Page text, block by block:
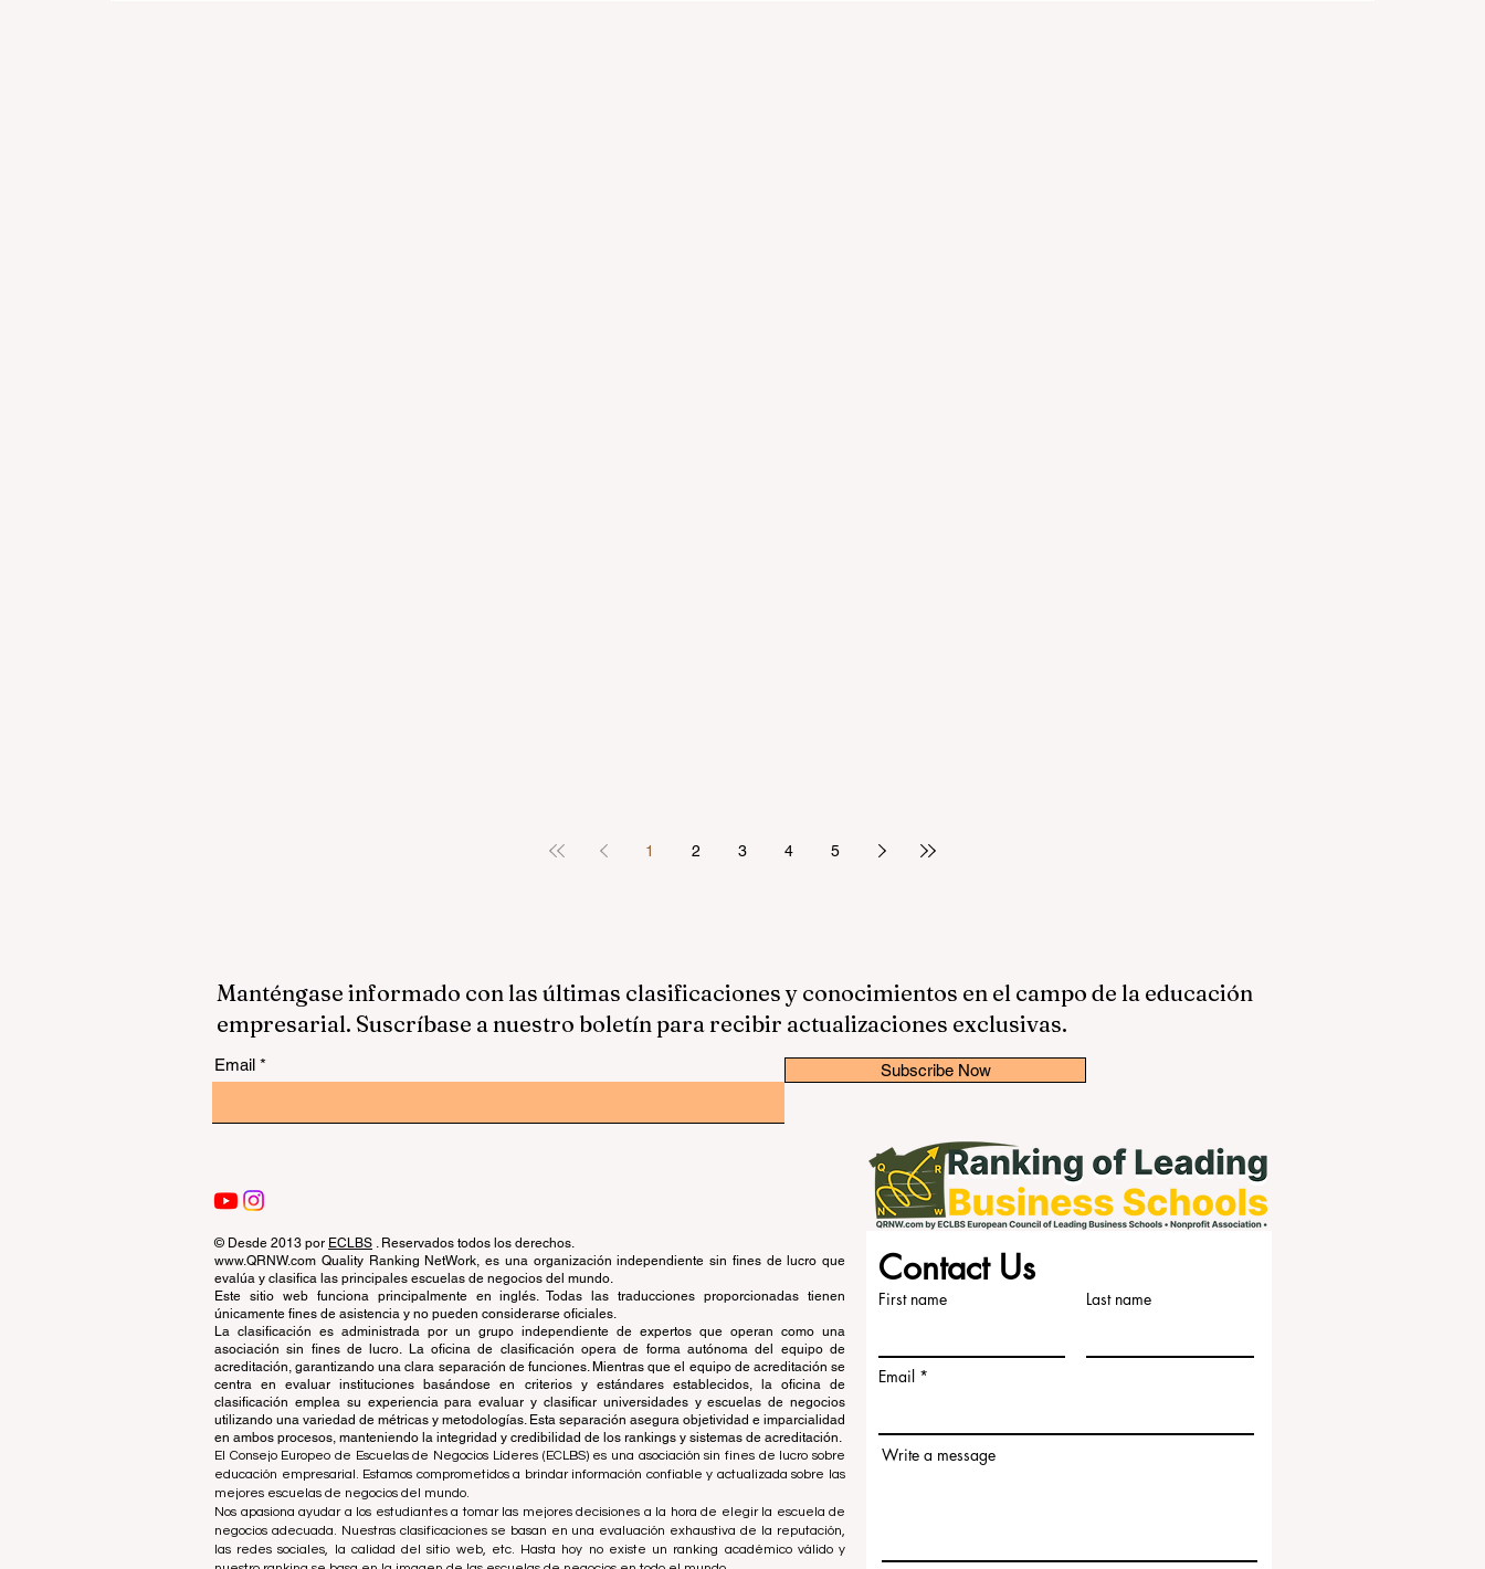
1 2 3 4 5
Manténgase informado con las últimas clasificaciones y conocimientos en el campo de la educación
empresarial. Suscríbase a nuestro boletín para recibir actualizaciones exclusivas.
Email Subscribe Now
© Desde 2013 por ECLBS . Reservados todos los derechos.
www.QRNW.com Quality Ranking NetWork, es una organización independiente sin fines de lucro que
evalúa y clasifica las principales escuelas de negocios del mundo.
Este sitio web funciona principalmente en inglés. Todas las traducciones proporcionadas tienen
únicamente fines de asistencia y no pueden considerarse oficiales.
La clasificación es administrada por un grupo independiente de expertos que operan como una
asociación sin fines de lucro. La oficina de clasificación opera de forma autónoma del equipo de
acreditación, garantizando una clara separación de funciones. Mientras que el equipo de acreditación se
centra en evaluar instituciones basándose en criterios y estándares establecidos, la oficina de
clasificación emplea su experiencia para evaluar y clasificar universidades y escuelas de negocios
utilizando una variedad de métricas y metodologías. Esta separación asegura objetividad e imparcialidad
en ambos procesos, manteniendo la integridad y credibilidad de los rankings y sistemas de acreditación.
El Consejo Europeo de Escuelas de Negocios Líderes (ECLBS) es una asociación sin fines de lucro sobre
educación empresarial. Estamos comprometidos a brindar información confiable y actualizada sobre las
mejores escuelas de negocios del mundo.
Nos apasiona ayudar a los estudiantes a tomar las mejores decisiones a la hora de elegir la escuela de
negocios adecuada. Nuestras clasificaciones se basan en una evaluación exhaustiva de la reputación,
las redes sociales, la calidad del sitio web, etc. Hasta hoy no existe un ranking académico válido y
Contact Us
First name Last name
Email
Write a message